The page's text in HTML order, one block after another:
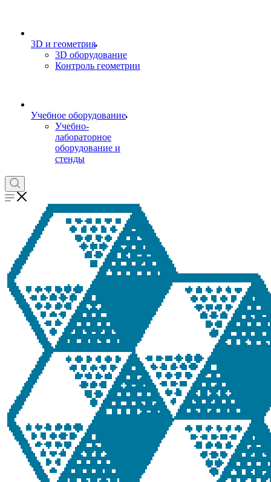
3D и геометрия
3D оборудование
Контроль геометрии
Учебное оборудование
Учебно-
лабораторное
оборудование и
стенды